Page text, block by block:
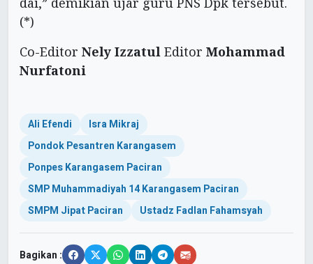
(*)
Co-Editor Nely Izzatul Editor Mohammad
Nurfatoni
Ali Efendi
Isra Mikraj
Pondok Pesantren Karangasem
Ponpes Karangasem Paciran
SMP Muhammadiyah 14 Karangasem Paciran
SMPM Jipat Paciran
Ustadz Fadlan Fahamsyah
Bagikan :